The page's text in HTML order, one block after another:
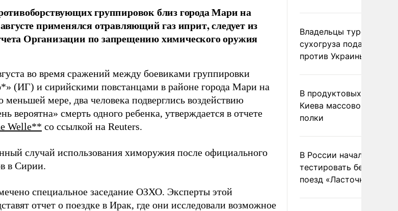
группировок близ города Мари на
применялся отравляющий газ иприт, следует из
Организации по запрещению химического оружия
во время сражений между боевиками группировки
(ИГ) и сирийскими повстанцами в районе города Мари на
мере, два человека подверглись воздействию
вероятна» смерть одного ребенка, утверждается в отчете
Welle** со ссылкой на Reuters.
случай использования химоружия после официального
в Сирии.
специальное заседание ОЗХО. Эксперты этой
отчет о поездке в Ирак, где они исследовали возможное
Владельцы турецкого
сухогруза подадут иск
против Украины в Гаагу
В продуктовых
Киева массово
полки
В России начали
тестировать
поезд «Ласточка»